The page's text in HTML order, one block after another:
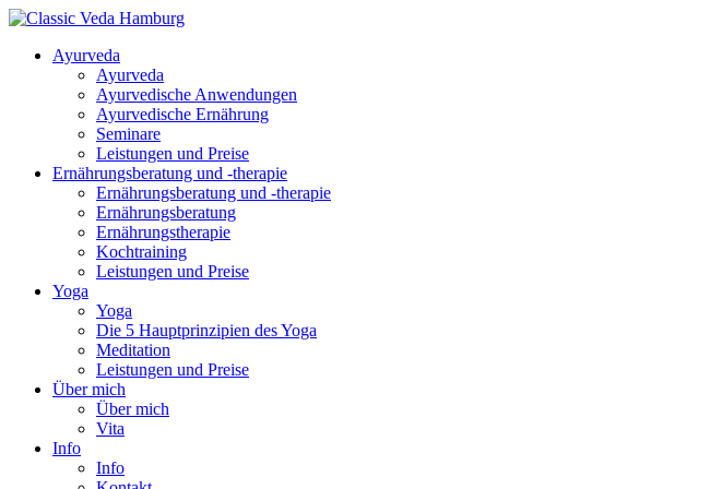
Ayurveda
Ayurveda
Ayurvedische Anwendungen
Ayurvedische Ernährung
Seminare
Leistungen und Preise
Ernährungsberatung und -therapie
Ernährungsberatung und -therapie
Ernährungsberatung
Ernährungstherapie
Kochtraining
Leistungen und Preise
Yoga
Yoga
Die 5 Hauptprinzipien des Yoga
Meditation
Leistungen und Preise
Über mich
Über mich
Vita
Info
Info